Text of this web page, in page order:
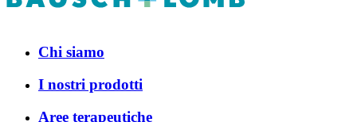
Chi siamo
I nostri prodotti
Aree terapeutiche